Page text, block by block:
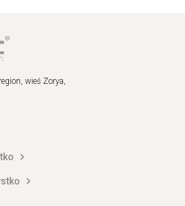
wieś Zorya,